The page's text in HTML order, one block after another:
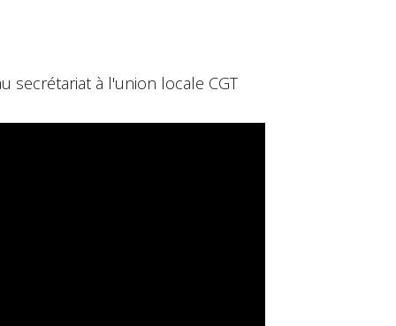
secrétariat à l'union locale CGT